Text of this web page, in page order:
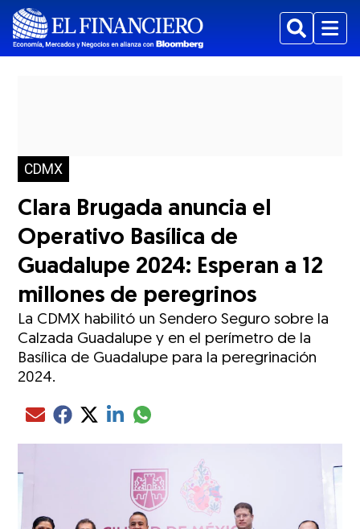
BuscarMenu
CDMX
Clara Brugada anuncia el
Operativo Basílica de
Guadalupe 2024: Esperan a 12
millones de peregrinos
La CDMX habilitó un Sendero Seguro sobre la
Calzada Guadalupe y en el perímetro de la
Basílica de Guadalupe para la peregrinación
2024.
Compartir el artículo actual mediante Email
Compartir el artículo actual mediante Facebook
Compartir el artículo actual mediante Twitter
Compartir el artículo actual mediante LinkedIn
Compartir el artículo actual mediante